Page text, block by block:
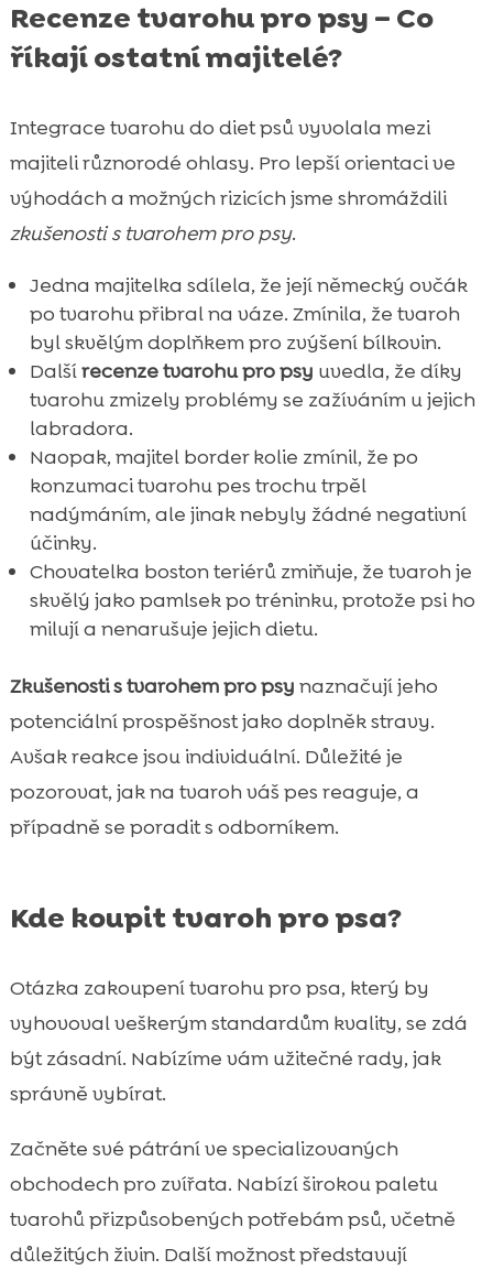
Recenze tvarohu pro psy – Co
říkají ostatní majitelé?
Integrace tvarohu do diet psů vyvolala mezi
majiteli různorodé ohlasy. Pro lepší orientaci ve
výhodách a možných rizicích jsme shromáždili
zkušenosti s tvarohem pro psy.
Jedna majitelka sdílela, že její německý ovčák
po tvarohu přibral na váze. Zmínila, že tvaroh
byl skvělým doplňkem pro zvýšení bílkovin.
Dalšírecenze tvarohu pro psy uvedla, že díky
tvarohu zmizely problémy se zažíváním u jejich
labradora.
Naopak, majitel border kolie zmínil, že po
konzumaci tvarohu pes trochu trpěl
nadýmáním, ale jinak nebyly žádné negativní
účinky.
Chovatelka boston teriérů zmiňuje, že tvaroh je
skvělý jako pamlsek po tréninku, protože psi ho
milují a nenarušuje jejich dietu.
Zkušenosti s tvarohem pro psy naznačují jeho
potenciální prospěšnost jako doplněk stravy.
Avšak reakce jsou individuální. Důležité je
pozorovat, jak na tvaroh váš pes reaguje, a
případně se poradit s odborníkem.
Kde koupit tvaroh pro psa?
Otázka zakoupení tvarohu pro psa, který by
vyhovoval veškerým standardům kvality, se zdá
být zásadní. Nabízíme vám užitečné rady, jak
správně vybírat.
Začněte své pátrání ve specializovaných
obchodech pro zvířata. Nabízí širokou paletu
tvarohů přizpůsobených potřebám psů, včetně
důležitých živin. Další možnost představují